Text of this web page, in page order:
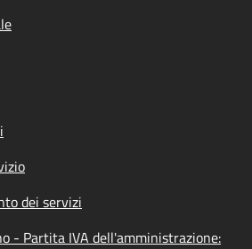
dei servizi
- Partita IVA dell'amministrazione: